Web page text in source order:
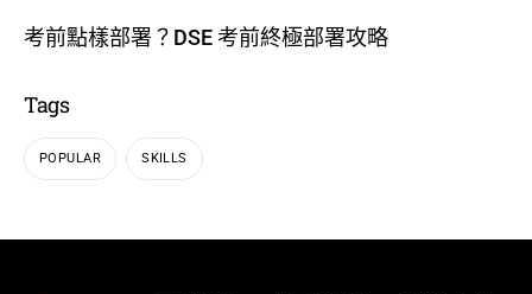
考前點樣部署？DSE 考前終極部署攻略
Tags
POPULAR SKILLS